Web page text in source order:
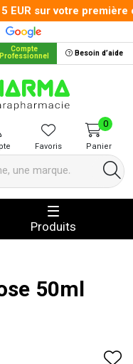
EUR sur votre première
Compte
Professionnel Besoin d’aide
Votre pharmacie
Favoris Panier
0
Produits
50ml